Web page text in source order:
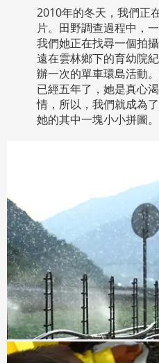
2010年的冬天，我們正
片。田野調查過程中，
我們她正在找尋一個拍
遠在雲林鄉下的育幼院
辦一次的單車環島活動
已經五年了，她是真心
情，所以，我們就成為
她的其中一塊小小拼圖­。